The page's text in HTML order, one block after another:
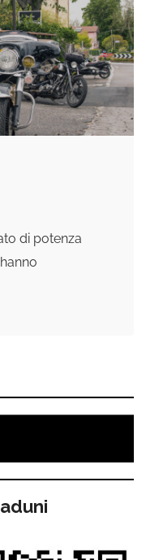
di potenza